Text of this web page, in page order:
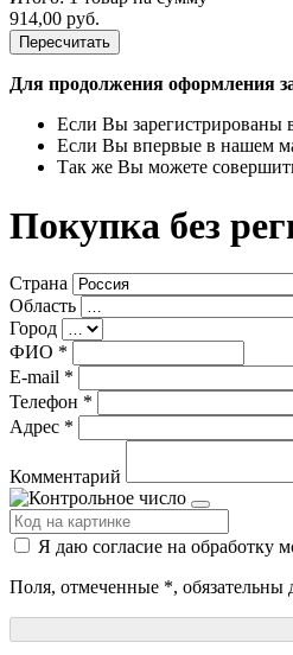
914,00 руб.
Пересчитать
Для продолжения оформления
Если Вы зарегистрированы
Если Вы впервые в нашем
Так же Вы можете
Покупка без
Страна
Область
Город
ФИО *
E-mail *
Телефон *
Адрес *
Комментарий
Я даю согласие на обработку
Поля, отмеченные *, обязательны